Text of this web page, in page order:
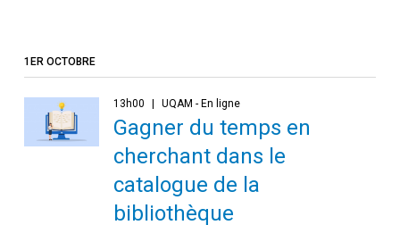
1ER OCTOBRE
13h00 UQAM - En ligne
Gagner du temps en
cherchant dans le
catalogue de la
bibliothèque